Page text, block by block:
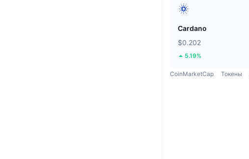
Cardano
$0.202
5.19%
CoinMarketCap Токены